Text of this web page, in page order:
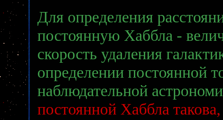
Для определения
постоянную Хаббла -
скорость удаления
определении постоянной
наблюдательной
постоянной Хаббла